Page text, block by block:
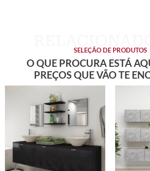
SELEÇÃO DE PRODUTOS
O QUE PROCURA ESTÁ
PREÇOS QUE VÃO TE